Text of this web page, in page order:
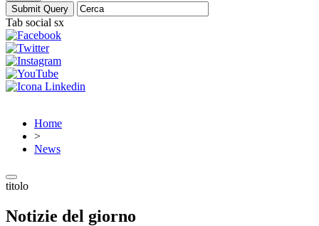
Tab social sx
Home
>
News
titolo
Notizie del giorno